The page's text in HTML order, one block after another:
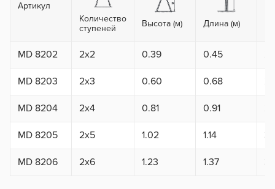
Артикул
Количество
ступеней
Высота (м) Длина (м)
MD 8202 2x2 0.39 0.45
MD 8203 2x3 0.60 0.68
MD 8204 2x4 0.81 0.91
MD 8205 2x5 1.02 1.14
MD 8206 2x6 1.23 1.37